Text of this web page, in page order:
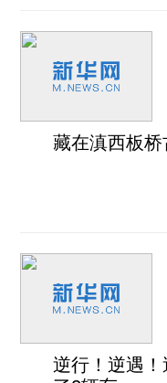
藏在滇西板桥
逆行！逆遇